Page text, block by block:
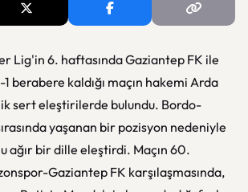
Lig'in 6. haftasında Gaziantep FK ile
1 berabere kaldığı maçın hakemi Arda
sert eleştirilerde bulundu. Bordo-
yaşanan bir pozisyon nedeniyle
ağır bir dille eleştirdi. Maçın 60.
Gaziantep FK karşılaşmasında,